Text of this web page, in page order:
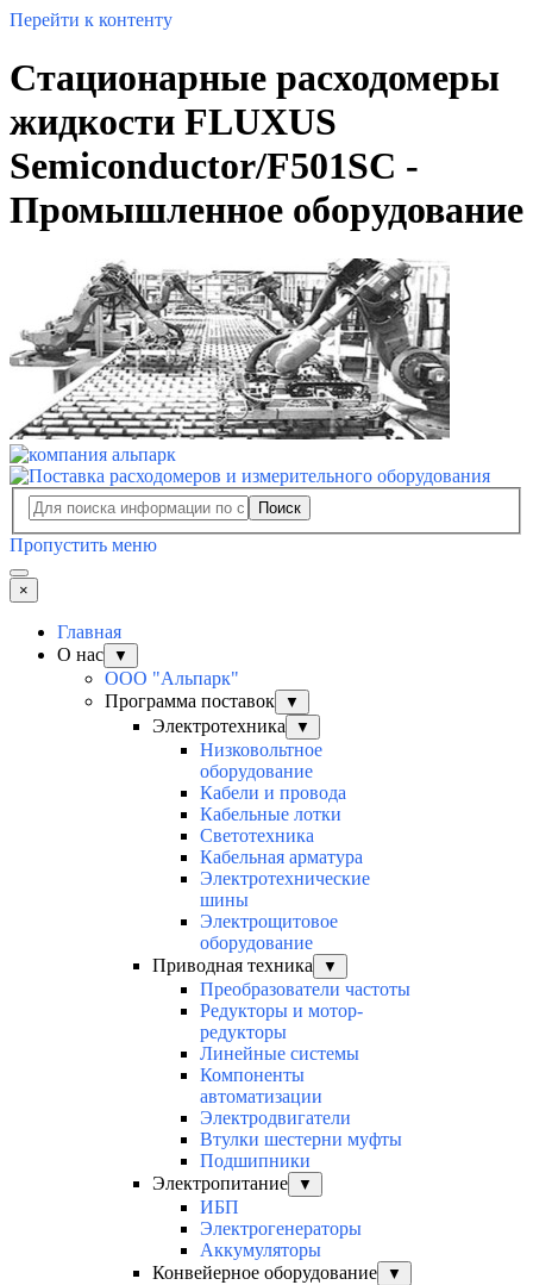
Перейти к контенту
Cтационарные расходомеры
жидкости FLUXUS
Semiconductor/F501SC -
Промышленное оборудование
Поиск
Пропустить меню
×
Главная
О нас
▼
ООО "Альпарк"
Программа поставок
▼
Электротехника ▼
Низковольтное
оборудование
Кабели и провода
Кабельные лотки
Светотехника
Кабельная арматура
Электротехнические
шины
Электрощитовое
оборудование
Приводная техника
▼
Преобразователи частоты
Редукторы и мотор-
редукторы
Линейные системы
Компоненты
автоматизации
Электродвигатели
Втулки шестерни муфты
Подшипники
Электропитание
▼
ИБП
Электрогенераторы
Аккумуляторы
Конвейерное оборудование
▼